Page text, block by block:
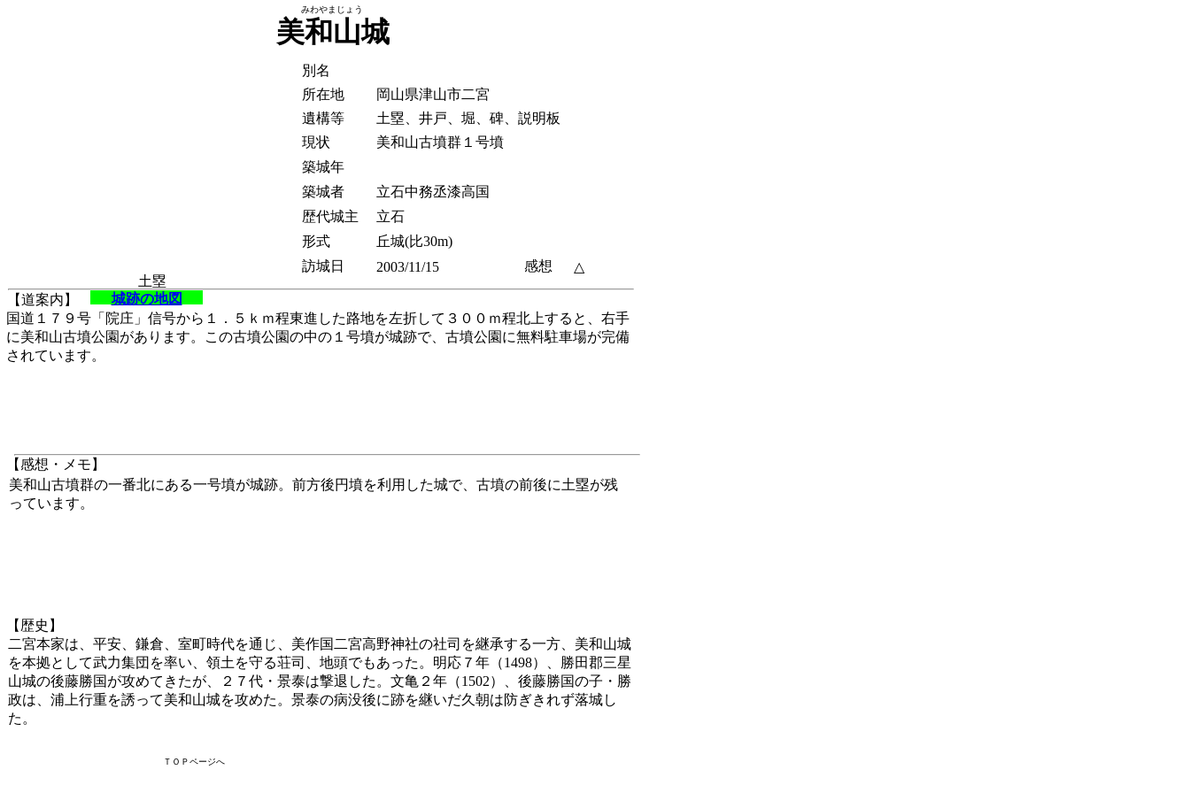
城跡の地図
美和山城
別名
所在地
岡山県津山市二宮
遺構等
土塁、井戸、堀、碑、説明板
現状
美和山古墳群１号墳
築城年
築城者
立石中務丞漆高国
歴代城主
立石
形式
丘城(比30m)
訪城日
2003/11/15 感想 △
【道案内】
【感想・メモ】
みわやまじょう
【歴史】
ＴＯＰページへ
国道１７９号「院庄」信号から１．５ｋｍ程東進した路地を左折して３００ｍ程北上すると、右手
に美和山古墳公園があります。この古墳公園の中の１号墳が城跡で、古墳公園に無料駐車場が完備
されています。
美和山古墳群の一番北にある一号墳が城跡。前方後円墳を利用した城で、古墳の前後に土塁が残
っています。
二宮本家は、平安、鎌倉、室町時代を通じ、美作国二宮高野神社の社司を継承する一方、美和山城
を本拠として武力集団を率い、領土を守る荘司、地頭でもあった。明応７年（1498）、勝田郡三星
山城の後藤勝国が攻めてきたが、２７代・景泰は撃退した。文亀２年（1502）、後藤勝国の子・勝
政は、浦上行重を誘って美和山城を攻めた。景泰の病没後に跡を継いだ久朝は防ぎきれず落城し
た。
土塁